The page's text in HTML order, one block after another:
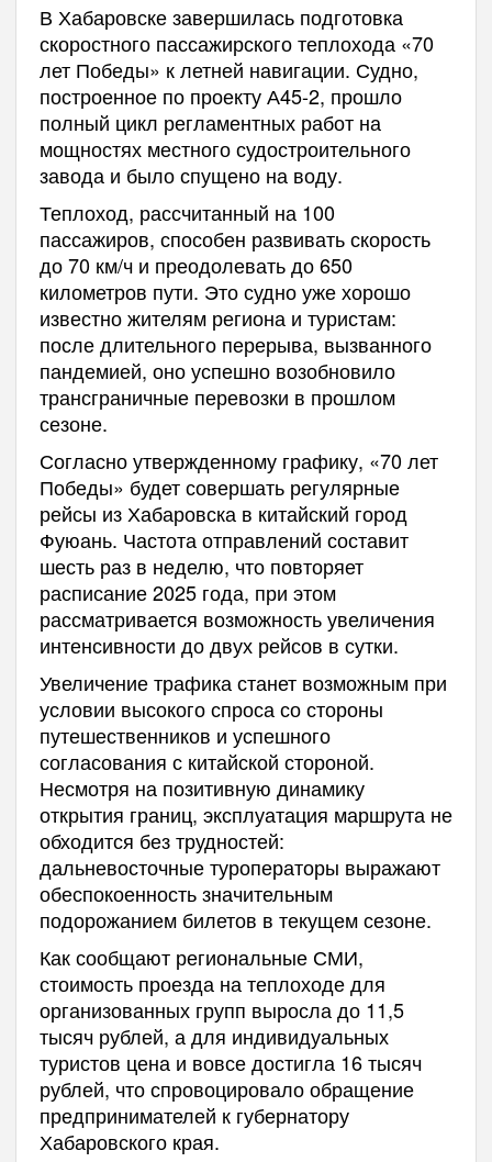
В Хабаровске завершилась подготовка
скоростного пассажирского теплохода «70
лет Победы» к летней навигации. Судно,
построенное по проекту А45-2, прошло
полный цикл регламентных работ на
мощностях местного судостроительного
завода и было спущено на воду.
Теплоход, рассчитанный на 100
пассажиров, способен развивать скорость
до 70 км/ч и преодолевать до 650
километров пути. Это судно уже хорошо
известно жителям региона и туристам:
после длительного перерыва, вызванного
пандемией, оно успешно возобновило
трансграничные перевозки в прошлом
сезоне.
Согласно утвержденному графику, «70 лет
Победы» будет совершать регулярные
рейсы из Хабаровска в китайский город
Фуюань. Частота отправлений составит
шесть раз в неделю, что повторяет
расписание 2025 года, при этом
рассматривается возможность увеличения
интенсивности до двух рейсов в сутки.
Увеличение трафика станет возможным при
условии высокого спроса со стороны
путешественников и успешного
согласования с китайской стороной.
Несмотря на позитивную динамику
открытия границ, эксплуатация маршрута не
обходится без трудностей:
дальневосточные туроператоры выражают
обеспокоенность значительным
подорожанием билетов в текущем сезоне.
Как сообщают региональные СМИ,
стоимость проезда на теплоходе для
организованных групп выросла до 11,5
тысяч рублей, а для индивидуальных
туристов цена и вовсе достигла 16 тысяч
рублей, что спровоцировало обращение
предпринимателей к губернатору
Хабаровского края.